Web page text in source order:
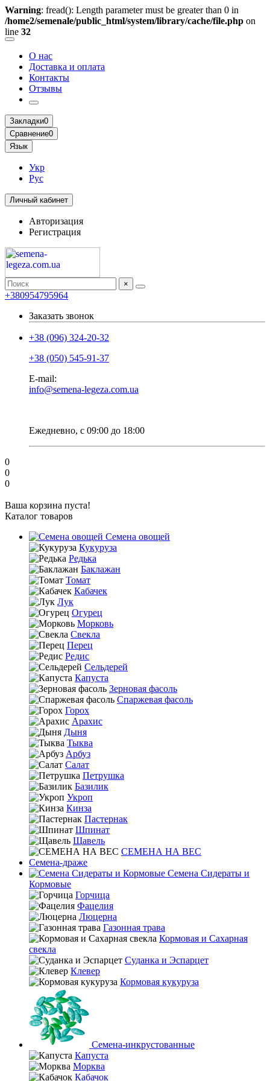
Warning: fread(): Length parameter must be greater than 0 in
/home2/semenale/public_html/system/library/cache/file.php on
line 32
О нас
Доставка и оплата
Контакты
Отзывы
Закладки0
Сравнение0
Язык
Укр
Рус
Личный кабинет
Авторизация
Регистрация
×
+380954795964
Заказать звонок
+38 (096) 324-20-32
+38 (050) 545-91-37
E-mail:
info@semena-legeza.com.ua
Ежедневно, с 09:00 до 18:00
0
0
0
Ваша корзина пуста!
Каталог товаров
Семена овощей
Кукуруза
Редька
Баклажан
Томат
Кабачек
Лук
Огурец
Морковь
Свекла
Перец
Редис
Сельдерей
Капуста
Зерновая фасоль
Спаржевая фасоль
Горох
Арахис
Дыня
Тыква
Арбуз
Салат
Петрушка
Базилик
Укроп
Кинза
Пастернак
Шпинат
Щавель
СЕМЕНА НА ВЕС
Семена-драже
Семена Сидераты и
Кормовые
Горчица
Фацелия
Люцерна
Газонная трава
Кормовая и Сахарная
свекла
Суданка и Эспарцет
Клевер
Кормовая кукуруза
Семена-инкрустованные
Капуста
Морква
Кабачок